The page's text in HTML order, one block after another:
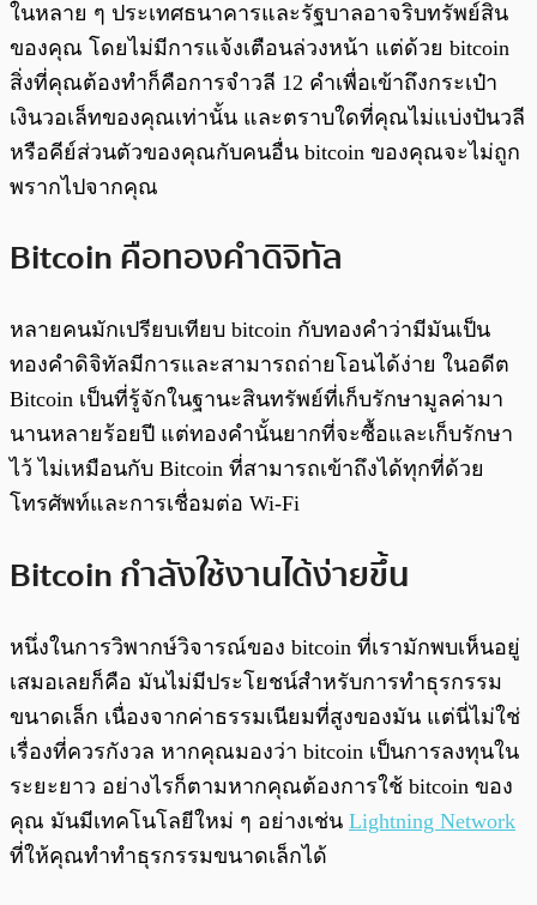
ในหลาย ๆ ประเทศธนาคารและรัฐบาลอาจริบทรัพย์สิน
ของคุณ โดยไม่มีการแจ้งเตือนล่วงหน้า แต่ด้วย bitcoin
สิ่งที่คุณต้องทำก็คือการจำวลี 12 คำเพื่อเข้าถึงกระเป๋า
เงินวอเล็ทของคุณเท่านั้น และตราบใดที่คุณไม่แบ่งปันวลี
หรือคีย์ส่วนตัวของคุณกับคนอื่น bitcoin ของคุณจะไม่ถูก
พรากไปจากคุณ
Bitcoin คือทองคำดิจิทัล
หลายคนมักเปรียบเทียบ bitcoin กับทองคำว่ามีมันเป็น
ทองคำดิจิทัลมีการและสามารถถ่ายโอนได้ง่าย ในอดีต
Bitcoin เป็นที่รู้จักในฐานะสินทรัพย์ที่เก็บรักษามูลค่ามา
นานหลายร้อยปี แต่ทองคำนั้นยากที่จะซื้อและเก็บรักษา
ไว้ ไม่เหมือนกับ Bitcoin ที่สามารถเข้าถึงได้ทุกที่ด้วย
โทรศัพท์และการเชื่อมต่อ Wi-Fi
Bitcoin กำลังใช้งานได้ง่ายขึ้น
หนึ่งในการวิพากษ์วิจารณ์ของ bitcoin ที่เรามักพบเห็นอยู่
เสมอเลยก็คือ มันไม่มีประโยชน์สำหรับการทำธุรกรรม
ขนาดเล็ก เนื่องจากค่าธรรมเนียมที่สูงของมัน แต่นี่ไม่ใช่
เรื่องที่ควรกังวล หากคุณมองว่า bitcoin เป็นการลงทุนใน
ระยะยาว อย่างไรก็ตามหากคุณต้องการใช้ bitcoin ของ
คุณ มันมีเทคโนโลยีใหม่ ๆ อย่างเช่น Lightning Network
ที่ให้คุณทำทำธุรกรรมขนาดเล็กได้